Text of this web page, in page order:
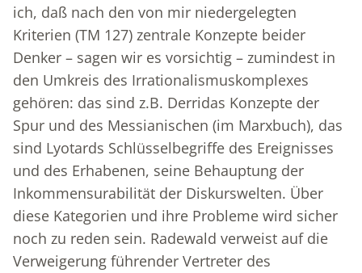
ich, daß nach den von mir niedergelegten
Kriterien (TM 127) zentrale Konzepte beider
Denker – sagen wir es vorsichtig – zumindest in
den Umkreis des Irrationalismuskomplexes
gehören: das sind z.B. Derridas Konzepte der
Spur und des Messianischen (im Marxbuch), das
sind Lyotards Schlüsselbegriffe des Ereignisses
und des Erhabenen, seine Behauptung der
Inkommensurabilität der Diskurswelten. Über
diese Kategorien und ihre Probleme wird sicher
noch zu reden sein. Radewald verweist auf die
Verweigerung führender Vertreter des